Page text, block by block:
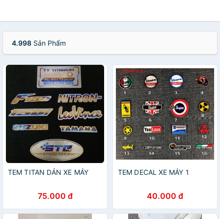
4.998 Sản Phẩm
TEM TITAN DÁN XE MÁY
75.000 đ
TEM DECAL XE MÁY 1
40.000 đ